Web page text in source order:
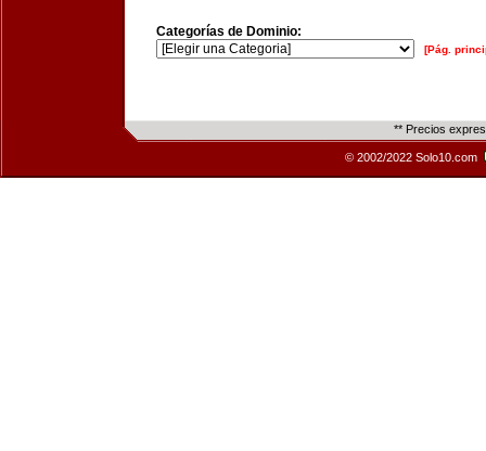
Categorías de Dominio:
[Pág.
** Precios
© 2002/2022 Solo10.com